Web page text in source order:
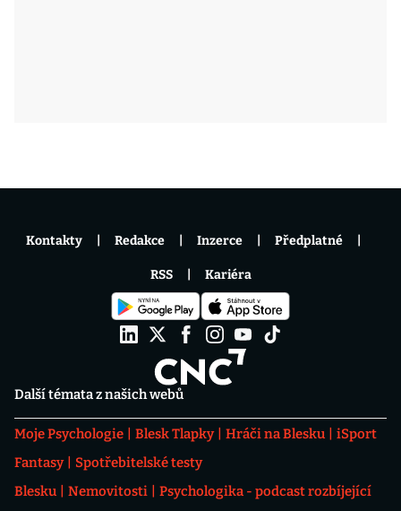
Další témata z našich webů
Moje Psychologie Blesk Tlapky Hráči na Blesku
iSport
Fantasy
Spotřebitelské testy
Blesku
Nemovitosti
Psychologika - podcast rozbíjející
Kontakty Redakce Inzerce Předplatné
RSS Kariéra